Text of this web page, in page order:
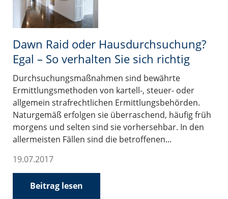
Dawn Raid oder Hausdurchsuchung?
Egal – So verhalten Sie sich richtig
Durchsuchungsmaßnahmen sind bewährte
Ermittlungsmethoden von kartell-, steuer- oder
allgemein strafrechtlichen Ermittlungsbehörden.
Naturgemäß erfolgen sie überraschend, häufig früh
morgens und selten sind sie vorhersehbar. In den
allermeisten Fällen sind die betroffenen...
19.07.2017
Beitrag lesen